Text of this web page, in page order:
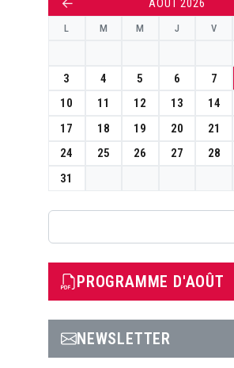
← AOÛT 2026
L M M J V
3
4 5 6 7
10
11 12 13 14
17
18 19 20 21
24
25 26 27 28
31
PROGRAMME D'AOÛT
NEWSLETTER